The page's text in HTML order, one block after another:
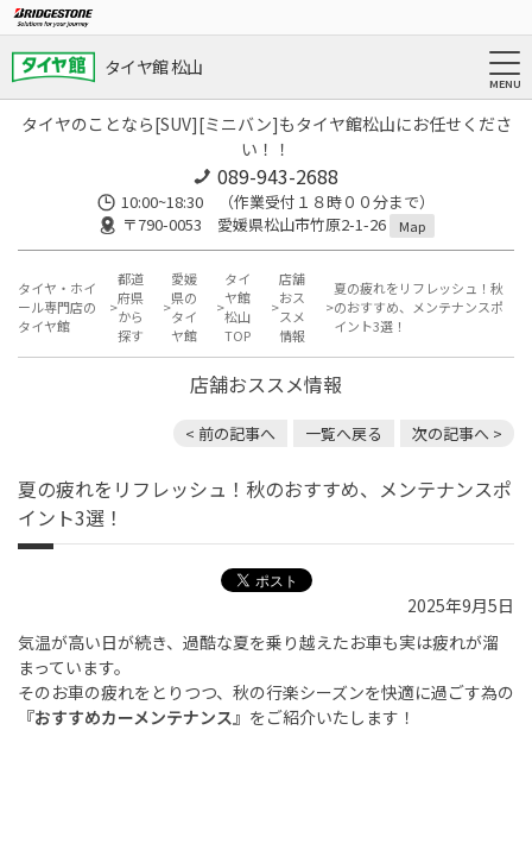
タイヤ館 松山
タイヤのことなら[SUV][ミニバン]もタイヤ館松山にお任せくださ
い！！
089-943-2688
10:00~18:30 （作業受付１８時００分まで）
〒790-0053 愛媛県松山市竹原2-1-26
Map
タイヤ・ホイ
ール専門店の
タイヤ館
都道
府県
から
探す
愛媛
県の
タイ
ヤ館
タイ
ヤ館
松山
TOP
店舗
おス
スメ
情報
夏の疲れをリフレッシュ！秋
のおすすめ、メンテナンスポ
イント3選！
店舗おススメ情報
< 前の記事へ 一覧へ戻る 次の記事へ >
夏の疲れをリフレッシュ！秋のおすすめ、メンテナンスポ
イント3選！
2025年9月5日
気温が高い日が続き、過酷な夏を乗り越えたお車も実は疲れが溜
まっています。
そのお車の疲れをとりつつ、秋の行楽シーズンを快適に過ごす為の
『おすすめカーメンテナンス』 をご紹介いたします！